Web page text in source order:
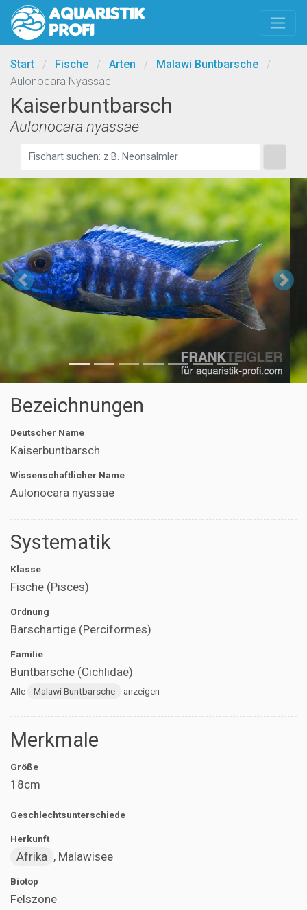
Start / Fische / Arten / Malawi Buntbarsche
/
Aulonocara Nyassae
Kaiserbuntbarsch
Aulonocara nyassae
Previous
Bezeichnungen
Deutscher Name
Kaiserbuntbarsch
Wissenschaftlicher Name
Aulonocara nyassae
Systematik
Klasse
Fische (Pisces)
Ordnung
Barschartige (Perciformes)
Familie
Buntbarsche (Cichlidae)
Alle Malawi Buntbarsche anzeigen
Merkmale
Größe
18cm
Geschlechtsunterschiede
Herkunft
Afrika , Malawisee
Biotop
Felszone